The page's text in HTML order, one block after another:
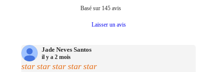
Basé sur 145avis
Laisser un avis
Jade Neves Santos
il y a 2 mois
star star star star star